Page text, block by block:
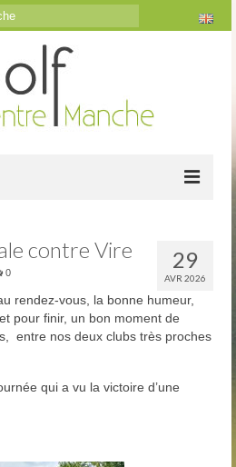
29
AVR 2026
contre Vire
0
rendez-vous, la bonne humeur,
pour finir, un bon moment de
entre nos deux clubs très proches
qui a vu la victoire d’une